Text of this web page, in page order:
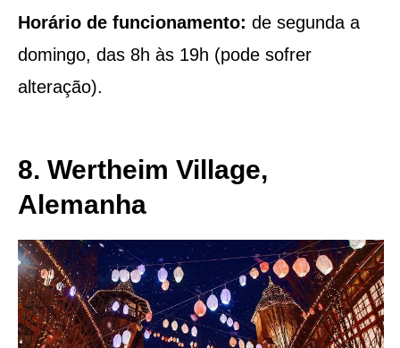
Horário de funcionamento: de segunda a
domingo, das 8h às 19h (pode sofrer
alteração).
8. Wertheim Village,
Alemanha